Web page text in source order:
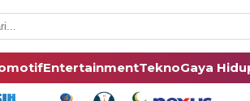
EntertainmentTeknoGaya